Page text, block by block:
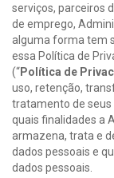
serviços, parceiros
de emprego,
alguma forma tem
essa Política de
(“Política de
uso, retenção,
tratamento de seus
quais finalidades a
armazena, trata e
dados pessoais e
dados pessoais.